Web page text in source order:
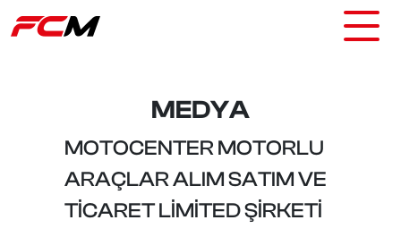
MEDYA
MOTOCENTER MOTORLU
ARAÇLAR ALIM SATIM VE
TİCARET LİMİTED ŞİRKETİ